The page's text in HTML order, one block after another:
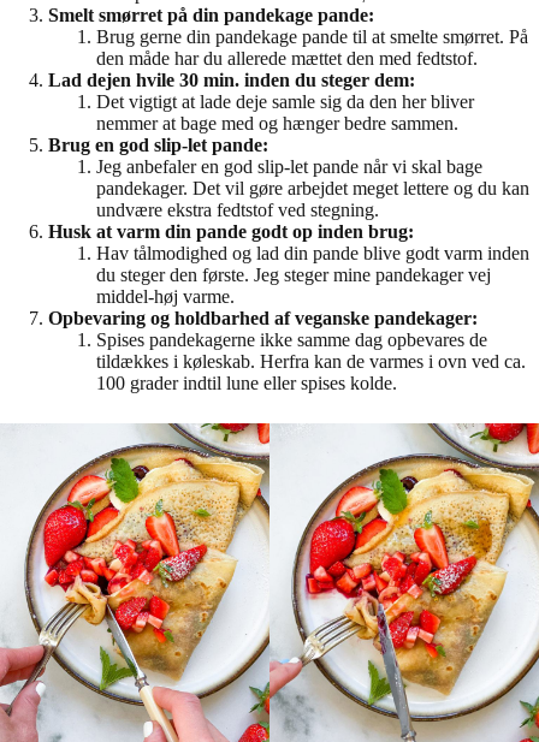
Smelt smørret på din pandekage pande:
Brug gerne din pandekage pande til at smelte smørret. På
den måde har du allerede mættet den med fedtstof.
Lad dejen hvile 30 min. inden du steger dem:
Det vigtigt at lade deje samle sig da den her bliver
nemmer at bage med og hænger bedre sammen.
Brug en god slip-let pande:
Jeg anbefaler en god slip-let pande når vi skal bage
pandekager. Det vil gøre arbejdet meget lettere og du kan
undvære ekstra fedtstof ved stegning.
Husk at varm din pande godt op inden brug:
Hav tålmodighed og lad din pande blive godt varm inden
du steger den første. Jeg steger mine pandekager vej
middel-høj varme.
Opbevaring og holdbarhed af veganske pandekager:
Spises pandekagerne ikke samme dag opbevares de
tildækkes i køleskab. Herfra kan de varmes i ovn ved ca.
100 grader indtil lune eller spises kolde.